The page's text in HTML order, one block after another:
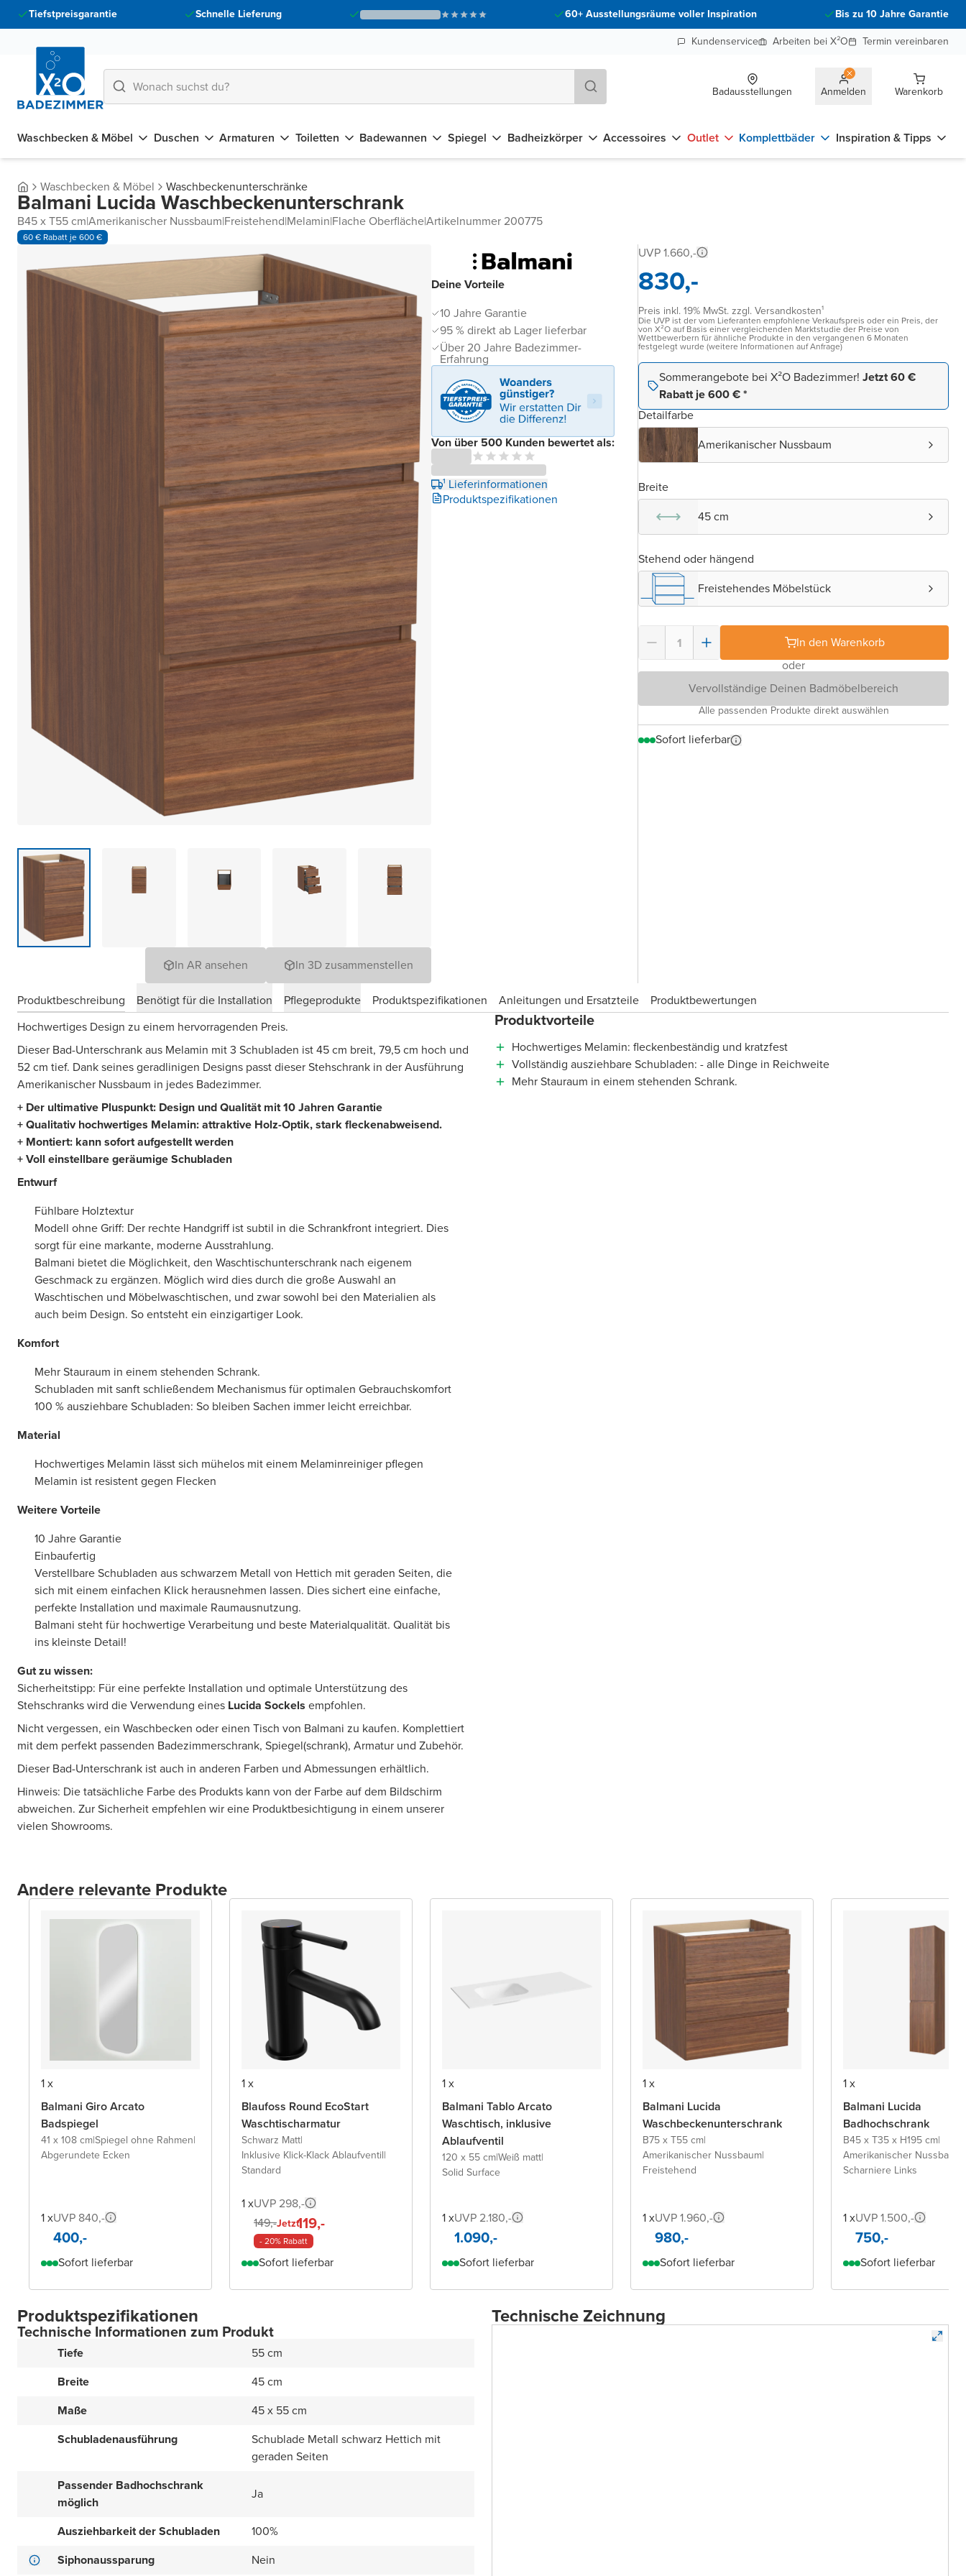
Tiefstpreisgarantie Schnelle Lieferung 60+ Ausstellungsräume voller Inspiration
Bis zu 10 Jahre Garantie
Kundenservice
Arbeiten bei X²O Termin vereinbaren
Badausstellungen Anmelden Warenkorb
Waschbecken & Möbel Duschen Armaturen Toiletten Badewannen Spiegel Badheizkörper Accessoires Outlet Komplettbäder Inspiration & Tipps
Waschbecken & Möbel Waschbeckenunterschränke
Balmani Lucida Waschbeckenunterschrank
B45 x T55 cm|Amerikanischer Nussbaum|Freistehend|Melamin|Flache Oberfläche|Artikelnummer 200775
60 € Rabatt je 600 €
In AR ansehen In 3D zusammenstellen
Deine Vorteile
10 Jahre Garantie
95 % direkt ab Lager lieferbar
Über 20 Jahre Badezimmer-
Erfahrung
Von über 500 Kunden bewertet als:
¹ Lieferinformationen
Produktspezifikationen
UVP 1.660,-
830,-
Preis inkl. 19% MwSt. zzgl. Versandkosten¹
Die UVP ist der vom Lieferanten empfohlene Verkaufspreis oder ein Preis, der
von X²O auf Basis einer vergleichenden Marktstudie der Preise von
Wettbewerbern für ähnliche Produkte in den vergangenen 6 Monaten
festgelegt wurde (weitere Informationen auf Anfrage)
Sommerangebote bei X²O Badezimmer! Jetzt 60 €
Rabatt je 600 € *
Detailfarbe
Amerikanischer Nussbaum
Breite
45 cm
Stehend oder hängend
Freistehendes Möbelstück
In den Warenkorb
oder
Vervollständige Deinen Badmöbelbereich
Alle passenden Produkte direkt auswählen
Sofort lieferbar
Produktbeschreibung Benötigt für die Installation Pflegeprodukte Produktspezifikationen Anleitungen und Ersatzteile
Produktbewertungen
Hochwertiges Design zu einem hervorragenden Preis.
Dieser Bad-Unterschrank aus Melamin mit 3 Schubladen ist 45 cm breit, 79,5 cm hoch und
52 cm tief. Dank seines geradlinigen Designs passt dieser Stehschrank in der Ausführung
Amerikanischer Nussbaum in jedes Badezimmer.
+ Der ultimative Pluspunkt: Design und Qualität mit 10 Jahren Garantie
+ Qualitativ hochwertiges Melamin: attraktive Holz-Optik, stark fleckenabweisend.
+ Montiert: kann sofort aufgestellt werden
+ Voll einstellbare geräumige Schubladen
Entwurf
Fühlbare Holztextur
Modell ohne Griff: Der rechte Handgriff ist subtil in die Schrankfront integriert. Dies
sorgt für eine markante, moderne Ausstrahlung.
Balmani bietet die Möglichkeit, den Waschtischunterschrank nach eigenem
Geschmack zu ergänzen. Möglich wird dies durch die große Auswahl an
Waschtischen und Möbelwaschtischen, und zwar sowohl bei den Materialien als
auch beim Design. So entsteht ein einzigartiger Look.
Komfort
Mehr Stauraum in einem stehenden Schrank.
Schubladen mit sanft schließendem Mechanismus für optimalen Gebrauchskomfort
100 % ausziehbare Schubladen: So bleiben Sachen immer leicht erreichbar.
Material
Hochwertiges Melamin lässt sich mühelos mit einem Melaminreiniger pflegen
Melamin ist resistent gegen Flecken
Weitere Vorteile
10 Jahre Garantie
Einbaufertig
Verstellbare Schubladen aus schwarzem Metall von Hettich mit geraden Seiten, die
sich mit einem einfachen Klick herausnehmen lassen. Dies sichert eine einfache,
perfekte Installation und maximale Raumausnutzung.
Balmani steht für hochwertige Verarbeitung und beste Materialqualität. Qualität bis
ins kleinste Detail!
Gut zu wissen:
Sicherheitstipp: Für eine perfekte Installation und optimale Unterstützung des
Stehschranks wird die Verwendung eines Lucida Sockels empfohlen.
Nicht vergessen, ein Waschbecken oder einen Tisch von Balmani zu kaufen. Komplettiert
mit dem perfekt passenden Badezimmerschrank, Spiegel(schrank), Armatur und Zubehör.
Dieser Bad-Unterschrank ist auch in anderen Farben und Abmessungen erhältlich.
Hinweis: Die tatsächliche Farbe des Produkts kann von der Farbe auf dem Bildschirm
abweichen. Zur Sicherheit empfehlen wir eine Produktbesichtigung in einem unserer
vielen Showrooms.
Produktvorteile
Hochwertiges Melamin: fleckenbeständig und kratzfest
Vollständig ausziehbare Schubladen: - alle Dinge in Reichweite
Mehr Stauraum in einem stehenden Schrank.
Andere relevante Produkte
1 x
Balmani Giro Arcato
Badspiegel
41 x 108 cm|Spiegel ohne Rahmen|
Abgerundete Ecken
1 xUVP 840,-
400,-
Sofort lieferbar
1 x
Blaufoss Round EcoStart
Waschtischarmatur
Schwarz Matt|
Inklusive Klick-Klack Ablaufventil|
Standard
1 xUVP 298,-
149,-Jetzt119,-
- 20% Rabatt
Sofort lieferbar
1 x
Balmani Tablo Arcato
Waschtisch, inklusive
Ablaufventil
120 x 55 cm|Weiß matt|
Solid Surface
1 xUVP 2.180,-
1.090,-
Sofort lieferbar
1 x
Balmani Lucida
Waschbeckenunterschrank
B75 x T55 cm|
Amerikanischer Nussbaum|
Freistehend
1 xUVP 1.960,-
980,-
Sofort lieferbar
1 x
Balmani Lucida
Badhochschrank
B45 x T35 x H195 cm|
Amerikanischer Nussbaum
Scharniere Links
1 xUVP 1.500,-
750,-
Sofort lieferbar
Produktspezifikationen
Technische Informationen zum Produkt
Tiefe
55 cm
Breite
45 cm
Maße
45 x 55 cm
Schubladenausführung
Schublade Metall schwarz Hettich mit
geraden Seiten
Passender Badhochschrank
möglich
Ja
Ausziehbarkeit der Schubladen
100%
Siphonaussparung
Nein
Technische Zeichnung